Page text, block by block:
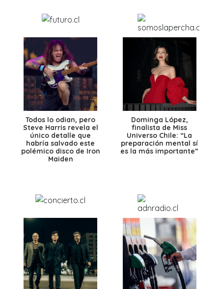
Todos lo odian, pero
Steve Harris revela el
único detalle que
habría salvado este
polémico disco de Iron
Maiden
Dominga López,
finalista de Miss
Universo Chile: “La
preparación mental sí
es la más importante”